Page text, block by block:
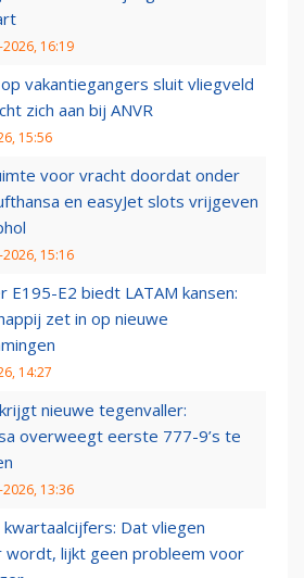
2026, 16:19
vakantiegangers sluit vliegveld
zich aan bij ANVR
15:56
voor vracht doordat onder
en easyJet slots vrijgeven
2026, 15:16
E195-E2 biedt LATAM kansen:
zet in op nieuwe
14:27
nieuwe tegenvaller:
overweegt eerste 777-9’s te
2026, 13:36
kwartaalcijfers: Dat vliegen
wordt, lijkt geen probleem voor